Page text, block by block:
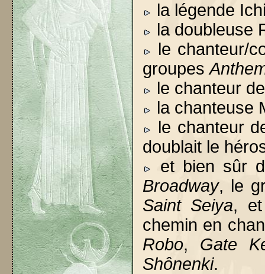
la légende
la doubleuse
le chanteur/
groupes
le chanteur
la chanteuse
le chanteur
doublait le
et bien sûr
Broadway, le
Saint Seiya,
chemin en
Robo, Gate
Shônenki.